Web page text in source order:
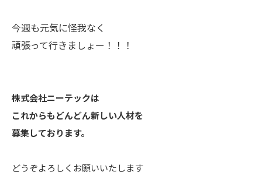
今週も元気に怪我なく
頑張って行きましょー！！！
株式会社ニーテックは
これからもどんどん新しい人材を
募集しております。
どうぞよろしくお願いいたします